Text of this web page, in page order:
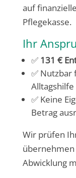
auf
Pflegekasse.
Ihr
✅ 131 €
✅ Nutzbar
Alltagshilfe
✅ Keine
Betrag
Wir prüfen
Abwicklung